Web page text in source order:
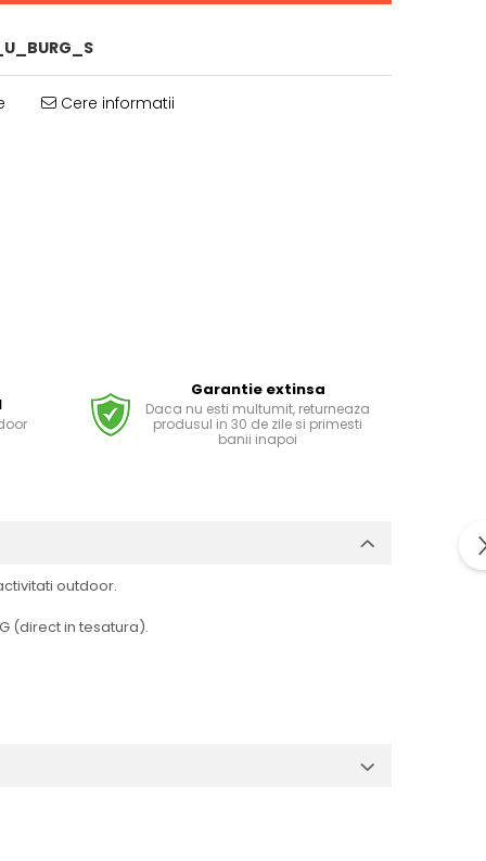
Cere informatii
Garantie extinsa
Daca nu esti multumit, returneaza
produsul in 30 de zile si primesti
banii inapoi
outdoor.
(direct in tesatura).